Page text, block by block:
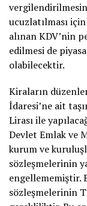
ucuzlatılması
alınan KDV’nin
edilmesi de
olabilecektir.
Kiraların
İdaresi’ne ait
Lirası ile
Devlet Emlak ve
kurum ve
sözleşmelerinin
engellememiştir.
sözleşmelerinin